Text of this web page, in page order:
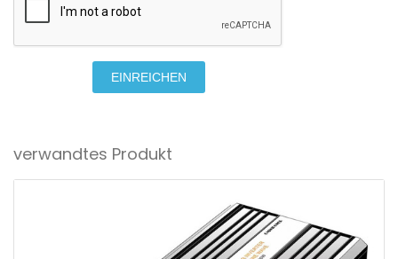
EINREICHEN
verwandtes Produkt